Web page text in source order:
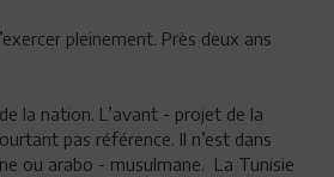
pleinement. Près deux ans
la nation. L’avant - projet de la
pas référence. Il n’est dans
ou arabo - musulmane. La Tunisie